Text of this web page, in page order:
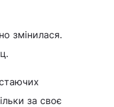
змінилася.
за своє